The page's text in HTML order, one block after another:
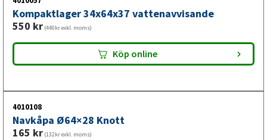
Passar även den som vill uppgradera till högre lastvikt,
längre axel eller annat bultmönster. Alltid med fri frakt.
Kompaktlager 34x64x37 vattenavvisande
550 kr (440kr exkl. moms)
Köp online
4010108
Navkåpa Ø64×28 Knott
165 kr (132kr exkl. moms)